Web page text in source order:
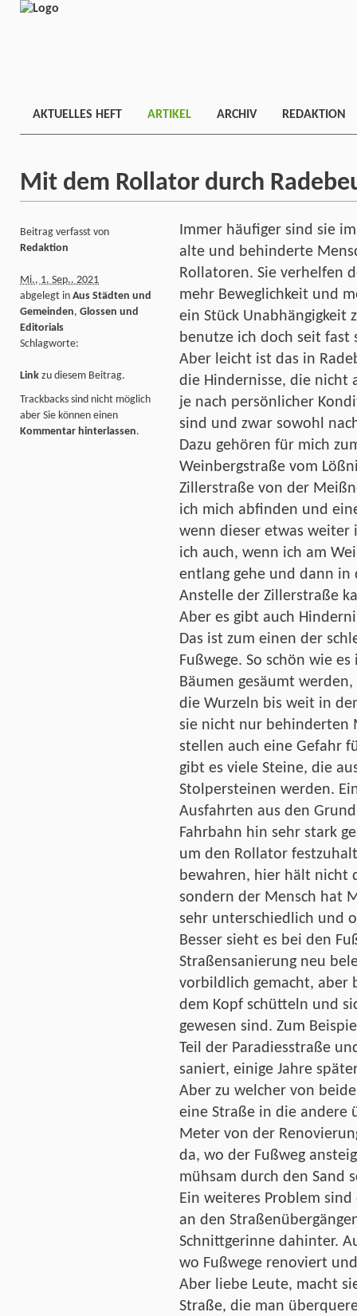
AKTUELLES HEFT ARTIKEL ARCHIV REDAKTION
Mit dem Rollator durch
Immer häufiger sind sie
alte und behinderte
Rollatoren. Sie verhelfen
mehr Beweglichkeit und
ein Stück Unabhängigkeit
benutze ich doch seit fast
Aber leicht ist das in
die Hindernisse, die nicht
je nach persönlicher
sind und zwar sowohl
Dazu gehören für mich
Weinbergstraße vom
Zillerstraße von der
ich mich abfinden und
wenn dieser etwas weiter
ich auch, wenn ich am
entlang gehe und dann
Anstelle der Zillerstraße
Aber es gibt auch
Das ist zum einen der
Fußwege. So schön wie
Bäumen gesäumt
die Wurzeln bis weit in
sie nicht nur behinderten
stellen auch eine Gefahr
gibt es viele Steine, die
Stolpersteinen werden.
Ausfahrten aus den
Fahrbahn hin sehr stark
um den Rollator
bewahren, hier hält nicht
sondern der Mensch hat
sehr unterschiedlich und
Besser sieht es bei den
Straßensanierung neu
vorbildlich gemacht, aber
dem Kopf schütteln und
gewesen sind. Zum
Teil der Paradiesstraße
saniert, einige Jahre
Aber zu welcher von
eine Straße in die andere
Meter von der
da, wo der Fußweg
mühsam durch den Sand
Ein weiteres Problem
an den
Schnittgerinne dahinter.
wo Fußwege renoviert
Aber liebe Leute, macht
Straße, die man
Beitrag verfasst von
Redaktion
Mi., 1. Sep.. 2021
abgelegt in Aus Städten und
Gemeinden, Glossen und
Editorials
Schlagworte:
Link zu diesem Beitrag.
Trackbacks sind nicht möglich
aber Sie können einen
Kommentar hinterlassen.